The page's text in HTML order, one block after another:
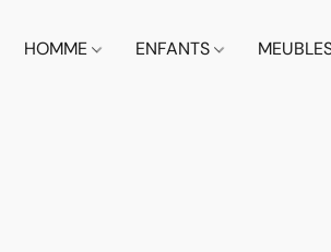
HOMME ENFANTS